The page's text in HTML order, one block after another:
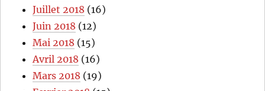
Juillet 2018 (16)
Juin 2018 (12)
Mai 2018 (15)
Avril 2018 (16)
Mars 2018 (19)